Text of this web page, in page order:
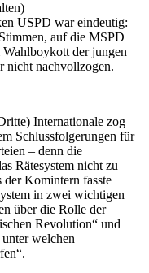
USPD war eindeutig:
auf die MSPD
der jungen
nicht nachvollzogen.
Internationale zog
Schlussfolgerungen für
– denn die
Rätesystem nicht zu
Komintern fasste
in zwei wichtigen
über die Rolle der
Revolution“ und
welchen